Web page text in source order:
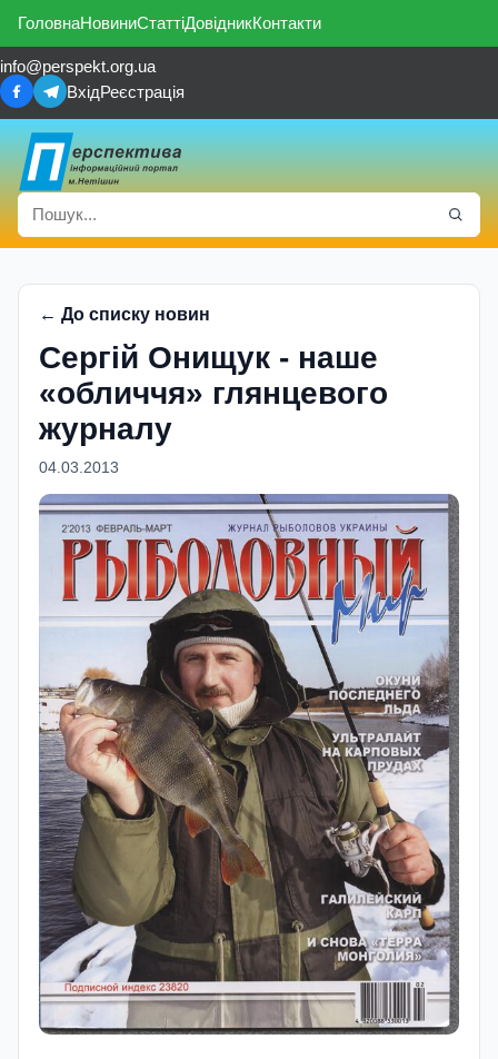
ГоловнаНовиниСтаттіДовідникКонтакти
info@perspekt.org.ua
ВхідРеєстрація
← До списку новин
Сергій Онищук - наше
«обличчя» глянцевого
журналу
04.03.2013